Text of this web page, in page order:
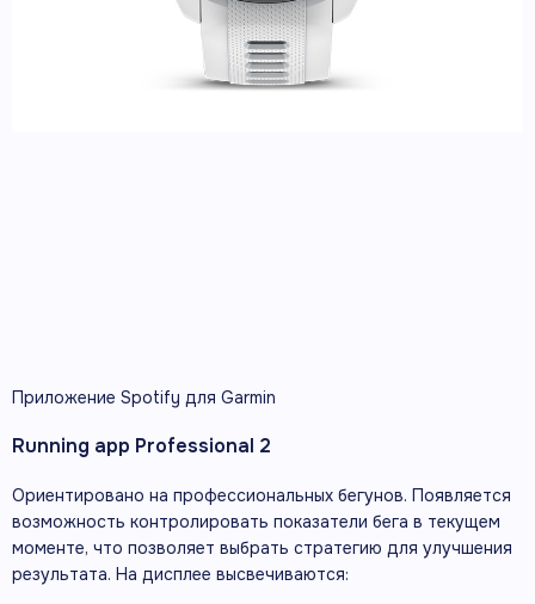
Приложение Spotify для Garmin
Running app Professional 2
Ориентировано на профессиональных бегунов. Появляется
возможность контролировать показатели бега в текущем
моменте, что позволяет выбрать стратегию для улучшения
результата. На дисплее высвечиваются: